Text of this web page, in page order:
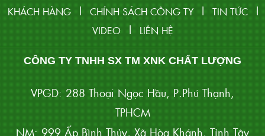
KHÁCH HÀNG | CHÍNH SÁCH CÔNG TY | TIN TỨC |
VIDEO | LIÊN HỆ
CÔNG TY TNHH SX TM XNK CHẤT LƯỢNG
VPGD: 288 Thoại Ngọc Hầu, P.Phú Thạnh,
TPHCM
NM: 999 Ấp Bình Thủy, Xã Hòa Khánh, Tỉnh Tây